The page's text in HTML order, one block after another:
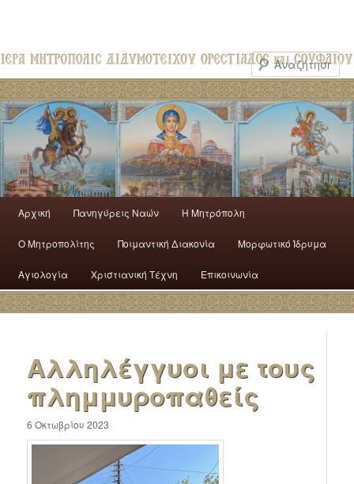
Αρχική Πανηγύρεις Ναών H Mητρόπολη
Ο Mητροπολίτης Ποιμαντική Διακονία Μορφωτικό Ίδρυμα
Αγιολογία Χριστιανική Τέχνη Επικοινωνία
Αλληλέγγυοι με τους
πλημμυροπαθείς
6 Οκτωβρίου 2023